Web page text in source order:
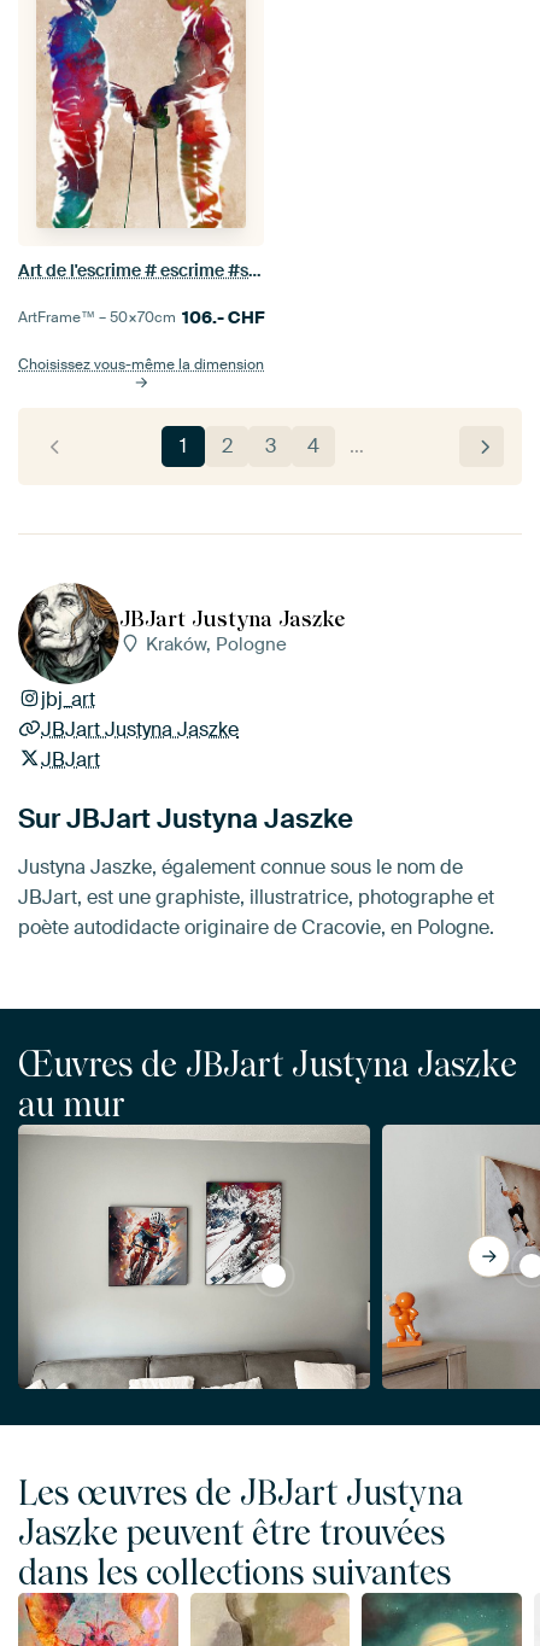
Art de l'escrime # escrime #sport
ArtFrame™ –50×70cm 106.-CHF
Choisissez vous-même la dimension
1 2 3 4 …
JBJart Justyna Jaszke
Kraków, Pologne
jbj_art
JBJart Justyna Jaszke
JBJart
Sur JBJart Justyna Jaszke
Justyna Jaszke, également connue sous le nom de
JBJart, est une graphiste, illustratrice, photographe et
poète autodidacte originaire de Cracovie, en Pologne.
Œuvres de JBJart Justyna Jaszke
au mur
View Ski alpin #ski #skiing
Les œuvres de JBJart Justyna
Jaszke peuvent être trouvées
dans les collections suivantes